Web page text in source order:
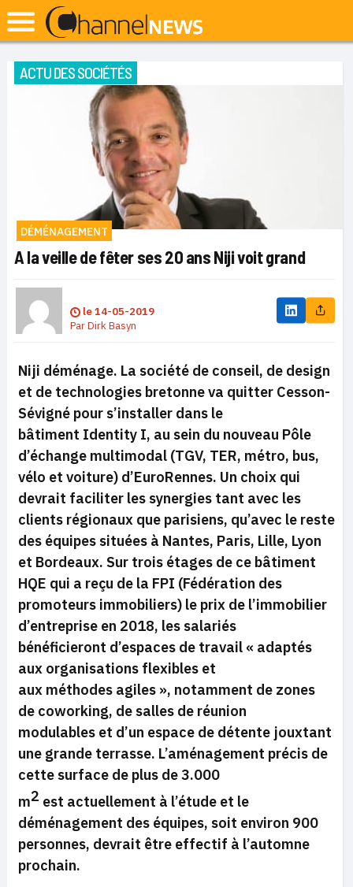
ACTU DES SOCIÉTÉS
DÉMÉNAGEMENT
A la veille de fêter ses 20 ans Niji voit grand
le14-05-2019
ParDirk Basyn
Niji déménage. La société de conseil, de design
et de technologies bretonne va quitter Cesson-
Sévigné pour s’installer dans le
bâtiment Identity I, au sein du nouveau Pôle
d’échange multimodal (TGV, TER, métro, bus,
vélo et voiture) d’EuroRennes. Un choix qui
devrait faciliter les synergies tant avec les
clients régionaux que parisiens, qu’avec le reste
des équipes situées à Nantes, Paris, Lille, Lyon
et Bordeaux. Sur trois étages de ce bâtiment
HQE qui a reçu de la FPI (Fédération des
promoteurs immobiliers) le prix de l’immobilier
d’entreprise en 2018, les salariés
bénéficieront d’espaces de travail « adaptés
aux organisations flexibles et
aux méthodes agiles », notamment de zones
de coworking, de salles de réunion
modulables et d’un espace de détente jouxtant
une grande terrasse. L’aménagement précis de
cette surface de plus de 3.000
m2 est actuellement à l’étude et le
déménagement des équipes, soit environ 900
personnes, devrait être effectif à l’automne
prochain.